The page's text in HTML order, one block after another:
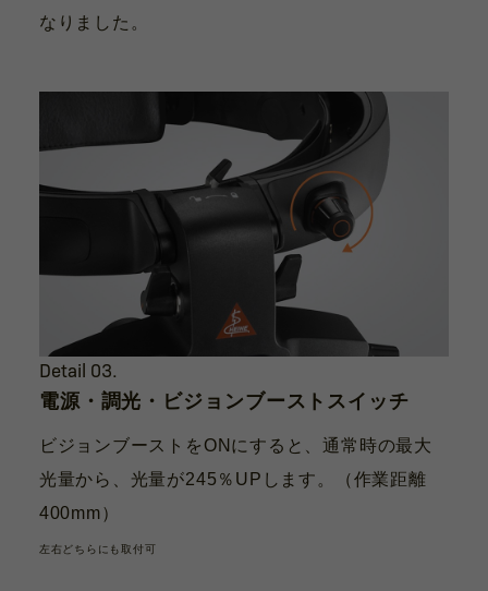
なりました。
Detail 03.
電源・調光・ビジョンブーストスイッチ
ビジョンブーストをONにすると、通常時の最大
光量から、光量が245％UPします。（作業距離
400mm）
左右どちらにも取付可